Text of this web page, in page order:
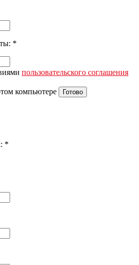
*
пользовательского соглашения
компьютере
Готово
*